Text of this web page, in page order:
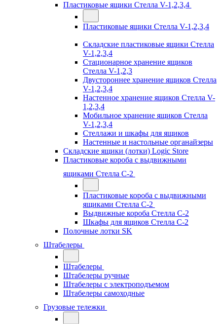
Пластиковые ящики Стелла V-1,2,3,4
Пластиковые ящики Стелла V-1,2,3,4
Складские пластиковые ящики Стелла
V-1,2,3,4
Стационарное хранение ящиков
Стелла V-1,2,3
Двустороннее хранение ящиков Стелла
V-1,2,3,4
Настенное хранение ящиков Стелла V-
1,2,3,4
Мобильное хранение ящиков Стелла
V-1,2,3,4
Стеллажи и шкафы для ящиков
Настенные и настольные органайзеры
Складские ящики (лотки) Logiс Store
Пластиковые короба с выдвижными
ящиками Стелла С-2
Пластиковые короба с выдвижными
ящиками Стелла С-2
Выдвижные короба Стелла С-2
Шкафы для ящиков Стелла С-2
Полочные лотки SK
Штабелеры
Штабелеры
Штабелеры ручные
Штабелеры с электроподъемом
Штабелеры самоходные
Грузовые тележки